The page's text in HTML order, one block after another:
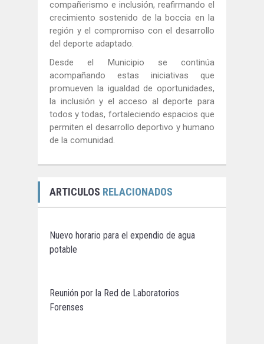
compañerismo e inclusión, reafirmando el
crecimiento sostenido de la boccia en la
región y el compromiso con el desarrollo
del deporte adaptado.
Desde el Municipio se continúa
acompañando estas iniciativas que
promueven la igualdad de oportunidades,
la inclusión y el acceso al deporte para
todos y todas, fortaleciendo espacios que
permiten el desarrollo deportivo y humano
de la comunidad.
ARTICULOS RELACIONADOS
Nuevo horario para el expendio de agua
potable
Reunión por la Red de Laboratorios
Forenses